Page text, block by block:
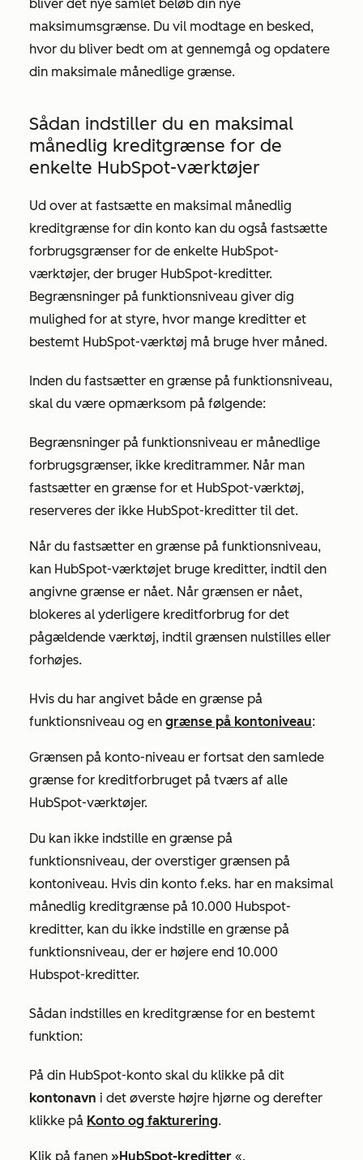
bliver det nye samlet beløb din nye
maksimumsgrænse. Du vil modtage en besked,
hvor du bliver bedt om at gennemgå og opdatere
din maksimale månedlige grænse.
Sådan indstiller du en maksimal
månedlig kreditgrænse for de
enkelte HubSpot-værktøjer
Ud over at fastsætte en maksimal månedlig
kreditgrænse for din konto kan du også fastsætte
forbrugsgrænser for de enkelte HubSpot-
værktøjer, der bruger HubSpot-kreditter.
Begrænsninger på funktionsniveau giver dig
mulighed for at styre, hvor mange kreditter et
bestemt HubSpot-værktøj må bruge hver måned.
Inden du fastsætter en grænse på funktionsniveau,
skal du være opmærksom på følgende:
Begrænsninger på funktionsniveau er månedlige
forbrugsgrænser, ikke kreditrammer. Når man
fastsætter en grænse for et HubSpot-værktøj,
reserveres der ikke HubSpot-kreditter til det.
Når du fastsætter en grænse på funktionsniveau,
kan HubSpot-værktøjet bruge kreditter, indtil den
angivne grænse er nået. Når grænsen er nået,
blokeres al yderligere kreditforbrug for det
pågældende værktøj, indtil grænsen nulstilles eller
forhøjes.
Hvis du har angivet både en grænse på
funktionsniveau og en grænse på kontoniveau:
Grænsen på konto-niveau er fortsat den samlede
grænse for kreditforbruget på tværs af alle
HubSpot-værktøjer.
Du kan ikke indstille en grænse på
funktionsniveau, der overstiger grænsen på
kontoniveau. Hvis din konto f.eks. har en maksimal
månedlig kreditgrænse på 10.000 Hubspot-
kreditter, kan du ikke indstille en grænse på
funktionsniveau, der er højere end 10.000
Hubspot-kreditter.
Sådan indstilles en kreditgrænse for en bestemt
funktion:
På din HubSpot-konto skal du klikke på dit
kontonavn i det øverste højre hjørne og derefter
klikke på Konto og fakturering.
Klik på fanen »HubSpot-kreditter «.